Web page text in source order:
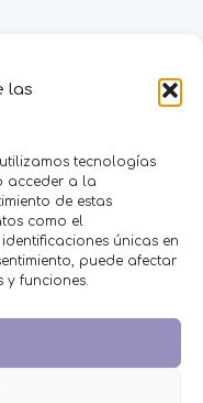
las
tecnologías
acceder a la
de estas
como el
únicas en
puede afectar
y funciones.